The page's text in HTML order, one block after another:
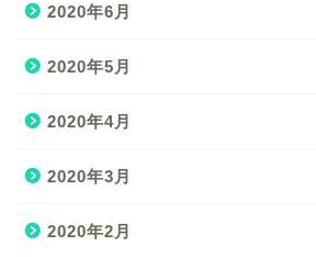
2020年6月
2020年5月
2020年4月
2020年3月
2020年2月